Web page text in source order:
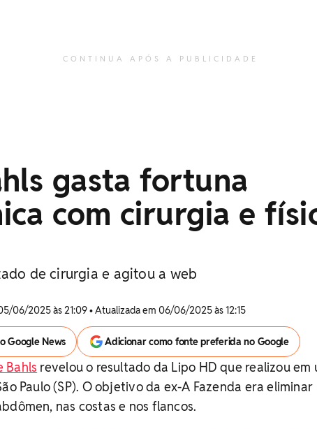
CONTINUA APÓS A PUBLICIDADE
gasta fortuna
com cirurgia e
de cirurgia e agitou a web
06/2025 às 21:09 • Atualizada em 06/06/2025 às 12:15
Google News Adicionar como fonte preferida no Google
Bahls revelou o resultado da Lipo HD que realizou em
Paulo (SP). O objetivo da ex-A Fazenda era eliminar
nas costas e nos flancos.